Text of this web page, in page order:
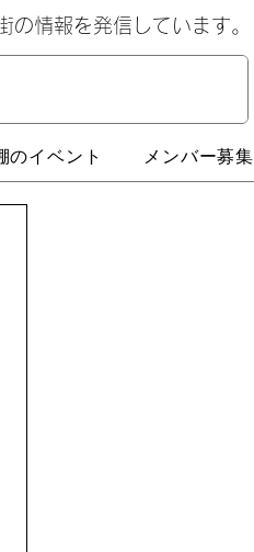
の情報を発信しています。
のイベント メンバー募集